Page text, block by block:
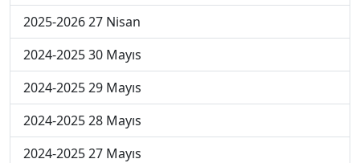
2025-2026 27 Nisan
2024-2025 30 Mayıs
2024-2025 29 Mayıs
2024-2025 28 Mayıs
2024-2025 27 Mayıs